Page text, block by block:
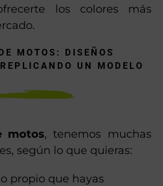
con diversidad de
de motos, así
los colores más